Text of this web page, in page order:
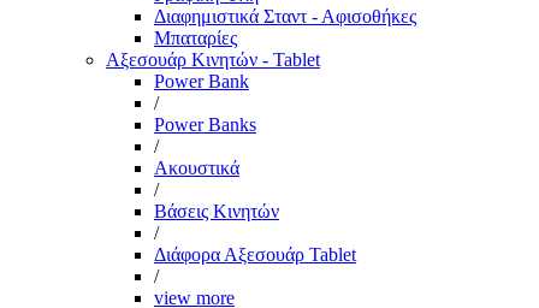
Διαφημιστικά Σταντ - Αφισοθήκες
Μπαταρίες
Αξεσουάρ Κινητών - Tablet
Power Bank
/
Power Banks
/
Ακουστικά
/
Βάσεις Κινητών
/
Διάφορα Αξεσουάρ Tablet
/
view more